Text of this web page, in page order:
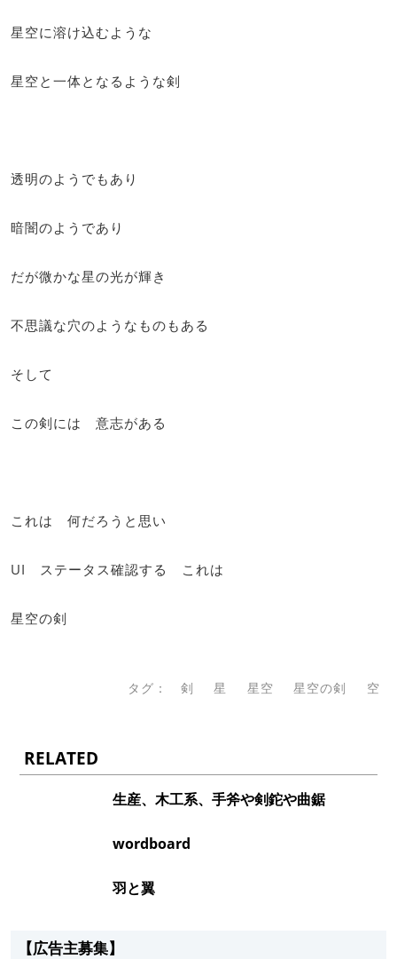
星空に溶け込むような
星空と一体となるような剣
透明のようでもあり
暗闇のようであり
だが微かな星の光が輝き
不思議な穴のようなものもある
そして
この剣には 意志がある
これは 何だろうと思い
UI ステータス確認する これは
星空の剣
タグ： 剣 星 星空 星空の剣 空
RELATED
生産、木工系、手斧や剣鉈や曲鋸
wordboard
羽と翼
【広告主募集】